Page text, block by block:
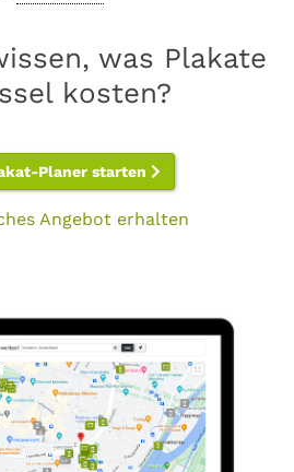
was Plakate
kosten?
Planer starten
Angebot erhalten